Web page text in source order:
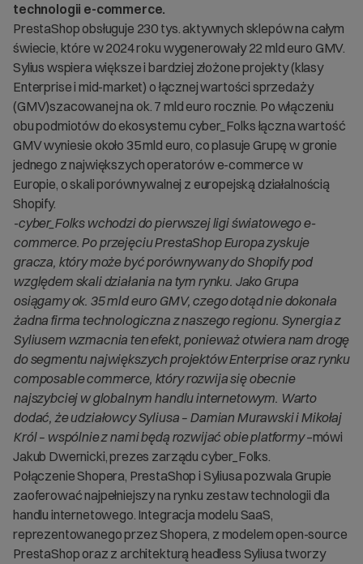
technologii e-commerce.
PrestaShop obsługuje 230 tys. aktywnych sklepów na całym
świecie, które w 2024 roku wygenerowały 22 mld euro GMV.
Sylius wspiera większe i bardziej złożone projekty (klasy
Enterprise i mid-market) o łącznej wartości sprzedaży
(GMV)szacowanej na ok. 7 mld euro rocznie. Po włączeniu
obu podmiotów do ekosystemu cyber_Folks łączna wartość
GMV wyniesie około 35 mld euro, co plasuje Grupę w gronie
jednego z największych operatorów e-commerce w
Europie, o skali porównywalnej z europejską działalnością
Shopify.
-cyber_Folks wchodzi do pierwszej ligi światowego e-
commerce. Po przejęciu PrestaShop Europa zyskuje
gracza, który może być porównywany do Shopify pod
względem skali działania na tym rynku. Jako Grupa
osiągamy ok. 35 mld euro GMV, czego dotąd nie dokonała
żadna firma technologiczna z naszego regionu. Synergia z
Syliusem wzmacnia ten efekt, ponieważ otwiera nam drogę
do segmentu największych projektów Enterprise oraz rynku
composable commerce, który rozwija się obecnie
najszybciej w globalnym handlu internetowym. Warto
dodać, że udziałowcy Syliusa – Damian Murawski i Mikołaj
Król – wspólnie z nami będą rozwijać obie platformy–mówi
Jakub Dwernicki, prezes zarządu cyber_Folks.
Połączenie Shopera, PrestaShop i Syliusa pozwala Grupie
zaoferować najpełniejszy na rynku zestaw technologii dla
handlu internetowego. Integracja modelu SaaS,
reprezentowanego przez Shopera, z modelem open-source
PrestaShop oraz z architekturą headless Syliusa tworzy